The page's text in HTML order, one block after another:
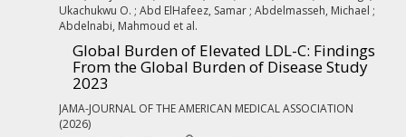
Ukachukwu O. ; Abd ElHafeez, Samar ; Abdelmasseh, Michael ;
Abdelnabi, Mahmoud et al.
Global Burden of Elevated LDL-C: Findings
From the Global Burden of Disease Study
2023
JAMA-JOURNAL OF THE AMERICAN MEDICAL ASSOCIATION
(2026)